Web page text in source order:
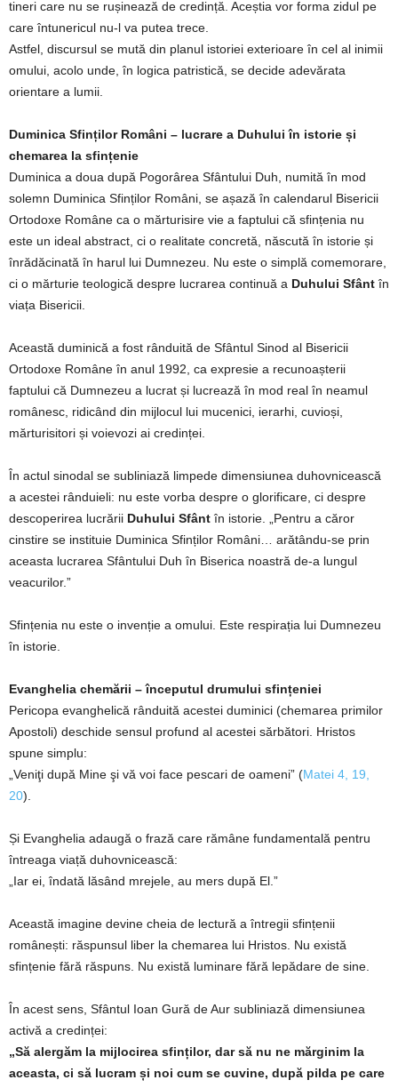
tineri care nu se rușinează de credință. Aceștia vor forma zidul pe
care întunericul nu-l va putea trece.
Astfel, discursul se mută din planul istoriei exterioare în cel al inimii
omului, acolo unde, în logica patristică, se decide adevărata
orientare a lumii.
Duminica Sfinților Români – lucrare a Duhului în istorie și
chemarea la sfințenie
Duminica a doua după Pogorârea Sfântului Duh, numită în mod
solemn Duminica Sfinților Români, se așază în calendarul Bisericii
Ortodoxe Române ca o mărturisire vie a faptului că sfințenia nu
este un ideal abstract, ci o realitate concretă, născută în istorie și
înrădăcinată în harul lui Dumnezeu. Nu este o simplă comemorare,
ci o mărturie teologică despre lucrarea continuă a Duhului Sfânt în
viața Bisericii.
Această duminică a fost rânduită de Sfântul Sinod al Bisericii
Ortodoxe Române în anul 1992, ca expresie a recunoașterii
faptului că Dumnezeu a lucrat și lucrează în mod real în neamul
românesc, ridicând din mijlocul lui mucenici, ierarhi, cuvioși,
mărturisitori și voievozi ai credinței.
În actul sinodal se subliniază limpede dimensiunea duhovnicească
a acestei rânduieli: nu este vorba despre o glorificare, ci despre
descoperirea lucrării Duhului Sfânt în istorie. „Pentru a căror
cinstire se instituie Duminica Sfinților Români… arătându-se prin
aceasta lucrarea Sfântului Duh în Biserica noastră de-a lungul
veacurilor.”
Sfințenia nu este o invenție a omului. Este respirația lui Dumnezeu
în istorie.
Evanghelia chemării – începutul drumului sfințeniei
Pericopa evanghelică rânduită acestei duminici (chemarea primilor
Apostoli) deschide sensul profund al acestei sărbători. Hristos
spune simplu:
„Veniţi după Mine şi vă voi face pescari de oameni” (Matei 4, 19,
20).
Și Evanghelia adaugă o frază care rămâne fundamentală pentru
întreaga viață duhovnicească:
„Iar ei, îndată lăsând mrejele, au mers după El.”
Această imagine devine cheia de lectură a întregii sfințenii
românești: răspunsul liber la chemarea lui Hristos. Nu există
sfințenie fără răspuns. Nu există luminare fără lepădare de sine.
În acest sens, Sfântul Ioan Gură de Aur subliniază dimensiunea
activă a credinței:
„Să alergăm la mijlocirea sfinților, dar să nu ne mărginim la
aceasta, ci să lucram și noi cum se cuvine, după pilda pe care